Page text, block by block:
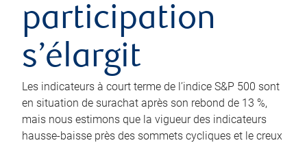
participation
s’élargit
Les indicateurs à court terme de l’indice S&P 500 sont
en situation de surachat après son rebond de 13 %,
mais nous estimons que la vigueur des indicateurs
hausse-baisse près des sommets cycliques et le creux